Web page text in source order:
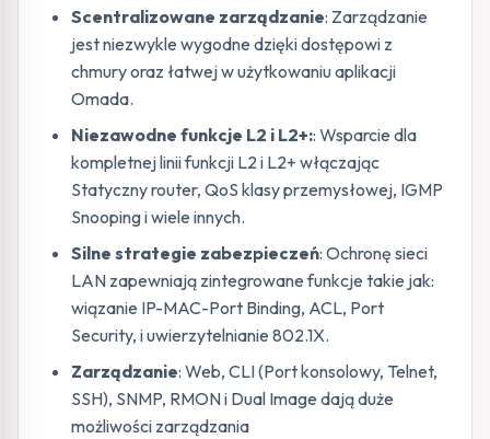
Scentralizowane zarządzanie: Zarządzanie
jest niezwykle wygodne dzięki dostępowi z
chmury oraz łatwej w użytkowaniu aplikacji
Omada.
Niezawodne funkcje L2 i L2+:: Wsparcie dla
kompletnej linii funkcji L2 i L2+ włączając
Statyczny router, QoS klasy przemysłowej, IGMP
Snooping i wiele innych.
Silne strategie zabezpieczeń: Ochronę sieci
LAN zapewniają zintegrowane funkcje takie jak:
wiązanie IP-MAC-Port Binding, ACL, Port
Security, i uwierzytelnianie 802.1X.
Zarządzanie: Web, CLI (Port konsolowy, Telnet,
SSH), SNMP, RMON i Dual Image dają duże
możliwości zarządzania